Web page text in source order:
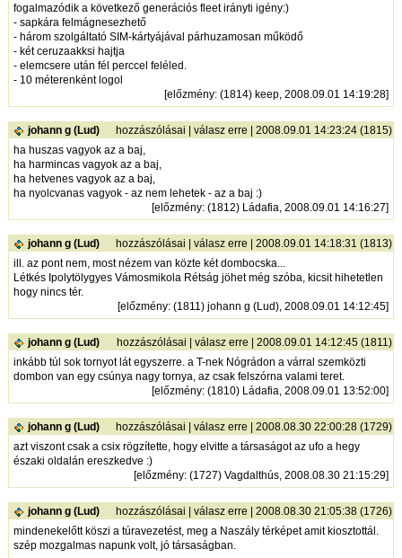
fogalmazódik a következő generációs fleet irányti igény:)
- sapkára felmágnesezhető
- három szolgáltató SIM-kártyájával párhuzamosan működő
- két ceruzaakksi hajtja
- elemcsere után fél perccel feléled.
- 10 méterenként logol
[előzmény: (1814) keep, 2008.09.01 14:19:28]
johann g (Lud) hozzászólásai |válasz erre | 2008.09.01 14:23:24 (1815)
ha huszas vagyok az a baj,
ha harmincas vagyok az a baj,
ha hetvenes vagyok az a baj,
ha nyolcvanas vagyok - az nem lehetek - az a baj :)
[előzmény: (1812) Ládafia, 2008.09.01 14:16:27]
johann g (Lud) hozzászólásai |válasz erre | 2008.09.01 14:18:31 (1813)
ill. az pont nem, most nézem van közte két dombocska...
Létkés Ipolytölygyes Vámosmikola Rétság jöhet még szóba, kicsit hihetetlen
hogy nincs tér.
[előzmény: (1811) johann g (Lud), 2008.09.01 14:12:45]
johann g (Lud) hozzászólásai |válasz erre | 2008.09.01 14:12:45 (1811)
inkább túl sok tornyot lát egyszerre. a T-nek Nógrádon a várral szemközti
dombon van egy csúnya nagy tornya, az csak felszórna valami teret.
[előzmény: (1810) Ládafia, 2008.09.01 13:52:00]
johann g (Lud) hozzászólásai |válasz erre | 2008.08.30 22:00:28 (1729)
azt viszont csak a csix rögzítette, hogy elvitte a társaságot az ufo a hegy
északi oldalán ereszkedve :)
[előzmény: (1727) Vagdalthús, 2008.08.30 21:15:29]
johann g (Lud) hozzászólásai |válasz erre | 2008.08.30 21:05:38 (1726)
mindenekelőtt köszi a túravezetést, meg a Naszály térképet amit kiosztottál.
szép mozgalmas napunk volt, jó társaságban.